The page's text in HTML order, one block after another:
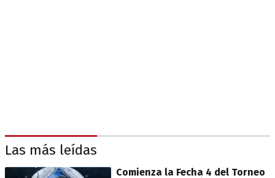
Las más leídas
Comienza la Fecha 4 del Torneo